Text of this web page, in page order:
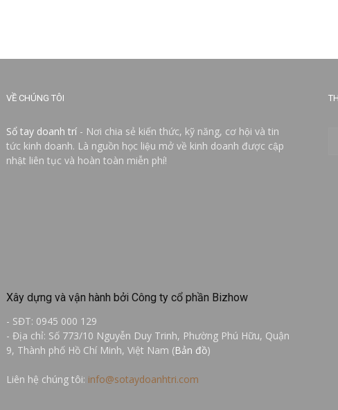
VỀ CHÚNG TÔI
Sổ tay doanh trí - Nơi chia sẻ kiến thức, kỹ năng, cơ hội và tin
tức kinh doanh. Là nguồn học liệu mở về kinh doanh được cập
nhật liên tục và hoàn toàn miễn phí!
Xây dựng và vận hành bởi Công ty cổ phần Bizhow
- SĐT: 0945 000 129
- Địa chỉ: Số 773/10 Nguyễn Duy Trinh, Phường Phú Hữu, Quận
9, Thành phố Hồ Chí Minh, Việt Nam (Bản đồ)
Liên hệ chúng tôi: info@sotaydoanhtri.com